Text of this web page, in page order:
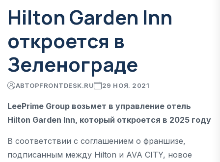
Hilton Garden Inn
откроется в
Зеленограде
АВТОРFRONTDESK.RU 29 НОЯ. 2021
LeePrime Group возьмет в управление отель
Hilton Garden Inn, который откроется в 2025 году
В соответствии с соглашением о франшизе,
подписанным между Hilton и AVA CITY, новое